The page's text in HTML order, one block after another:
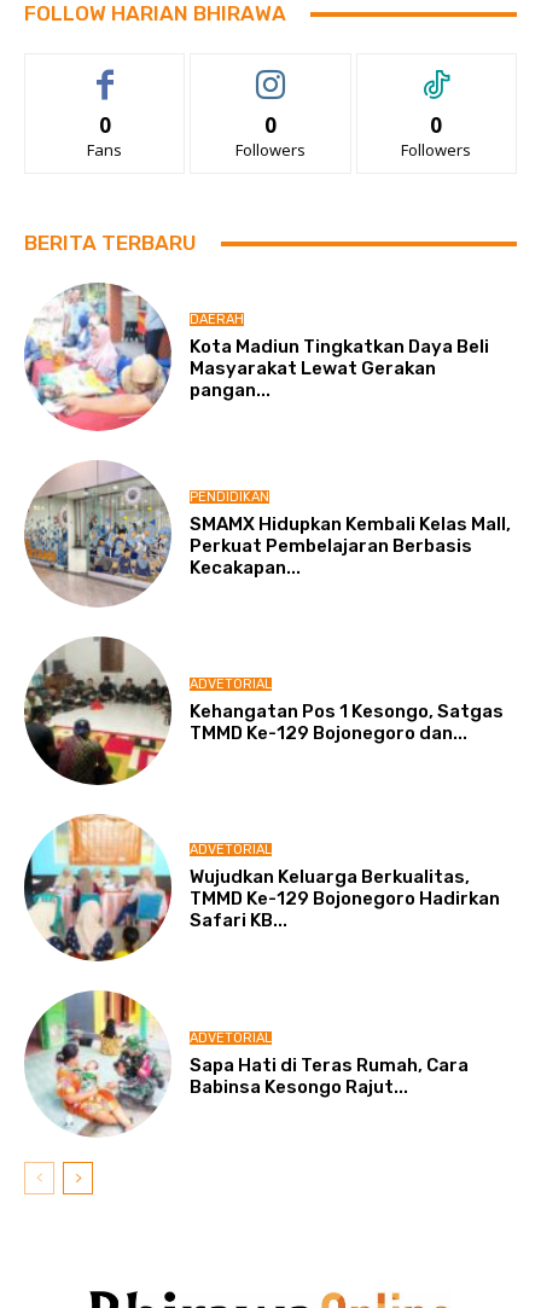
FOLLOW HARIAN BHIRAWA
0
Fans
0
Followers
0
Followers
BERITA TERBARU
DAERAH
Kota Madiun Tingkatkan Daya Beli
Masyarakat Lewat Gerakan
pangan...
PENDIDIKAN
SMAMX Hidupkan Kembali Kelas Mall,
Perkuat Pembelajaran Berbasis
Kecakapan...
ADVETORIAL
Kehangatan Pos 1 Kesongo, Satgas
TMMD Ke-129 Bojonegoro dan...
ADVETORIAL
Wujudkan Keluarga Berkualitas,
TMMD Ke-129 Bojonegoro Hadirkan
Safari KB...
ADVETORIAL
Sapa Hati di Teras Rumah, Cara
Babinsa Kesongo Rajut...